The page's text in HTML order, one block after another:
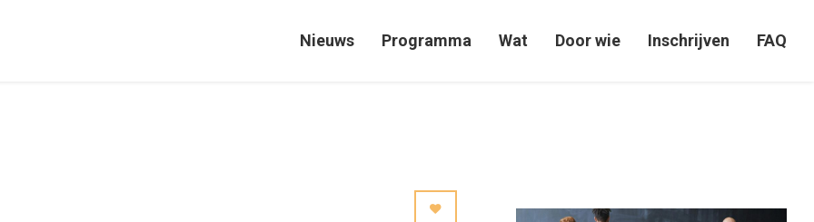
Nieuws Programma Wat Door wie Inschrijven FAQ